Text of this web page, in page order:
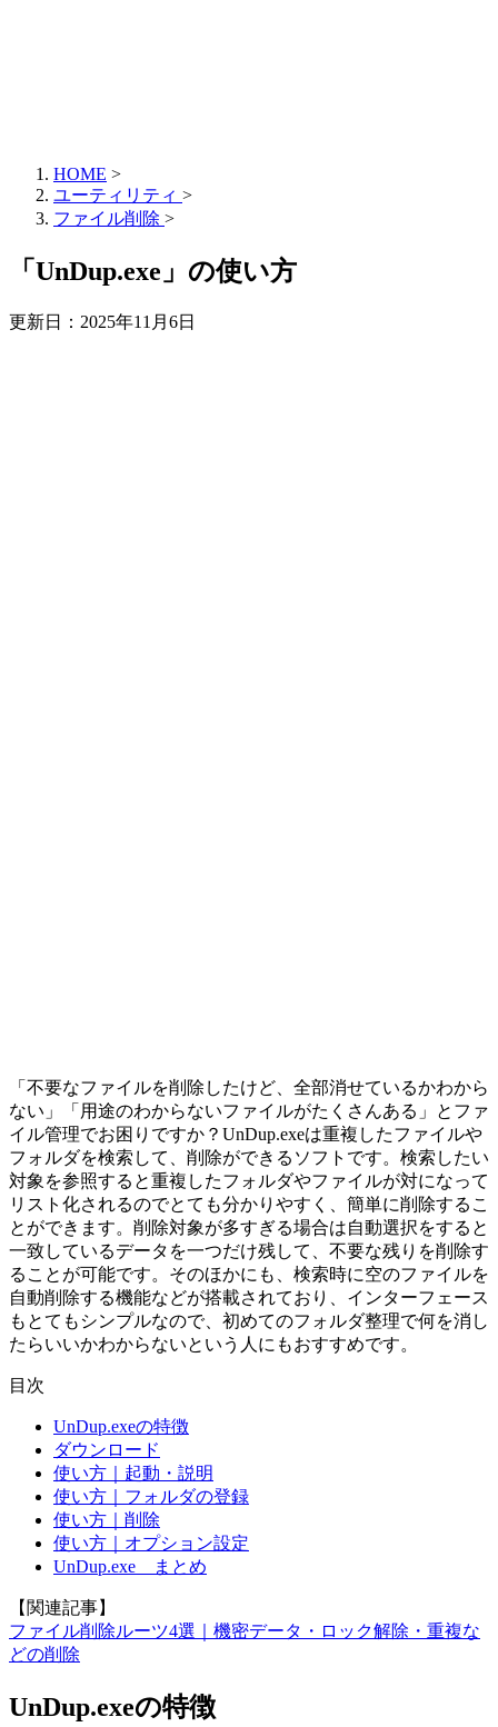
HOME >
ユーティリティ >
ファイル削除 >
「UnDup.exe」の使い方
更新日： 2025年11月6日
「不要なファイルを削除したけど、全部消せているかわから
ない」「用途のわからないファイルがたくさんある」とファ
イル管理でお困りですか？UnDup.exeは重複したファイルや
フォルダを検索して、削除ができるソフトです。検索したい
対象を参照すると重複したフォルダやファイルが対になって
リスト化されるのでとても分かりやすく、簡単に削除するこ
とができます。削除対象が多すぎる場合は自動選択をすると
一致しているデータを一つだけ残して、不要な残りを削除す
ることが可能です。そのほかにも、検索時に空のファイルを
自動削除する機能などが搭載されており、インターフェース
もとてもシンプルなので、初めてのフォルダ整理で何を消し
たらいいかわからないという人にもおすすめです。
目次
UnDup.exeの特徴
ダウンロード
使い方｜起動・説明
使い方｜フォルダの登録
使い方｜削除
使い方｜オプション設定
UnDup.exe まとめ
【関連記事】
ファイル削除ルーツ4選｜機密データ・ロック解除・重複な
どの削除
UnDup.exeの特徴